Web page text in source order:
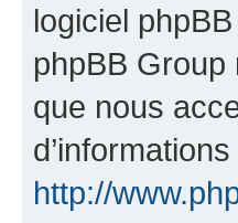
logiciel
phpBB Group
que nous
http://